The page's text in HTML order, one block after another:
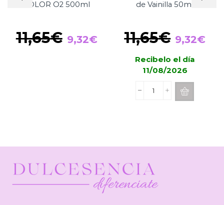
´OLOR O2 500ml
11,65€ El
precio
9,32€
de Vainilla 50ml
11,65€ El
precio
original
11,65€.
9,32€
Recibelo el día
11/08/2026
Bruma